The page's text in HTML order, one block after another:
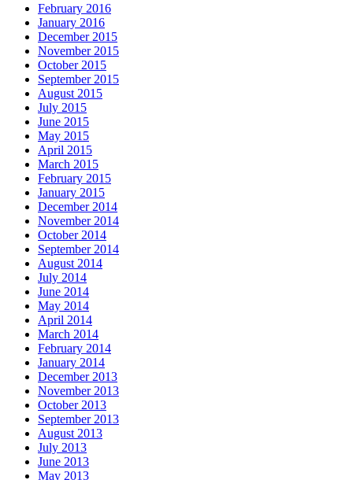
February 2016
January 2016
December 2015
November 2015
October 2015
September 2015
August 2015
July 2015
June 2015
May 2015
April 2015
March 2015
February 2015
January 2015
December 2014
November 2014
October 2014
September 2014
August 2014
July 2014
June 2014
May 2014
April 2014
March 2014
February 2014
January 2014
December 2013
November 2013
October 2013
September 2013
August 2013
July 2013
June 2013
May 2013